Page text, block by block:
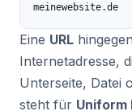
meinewebsite.de
Eine URL
Internetadresse,
Unterseite, Datei
steht für Uniform